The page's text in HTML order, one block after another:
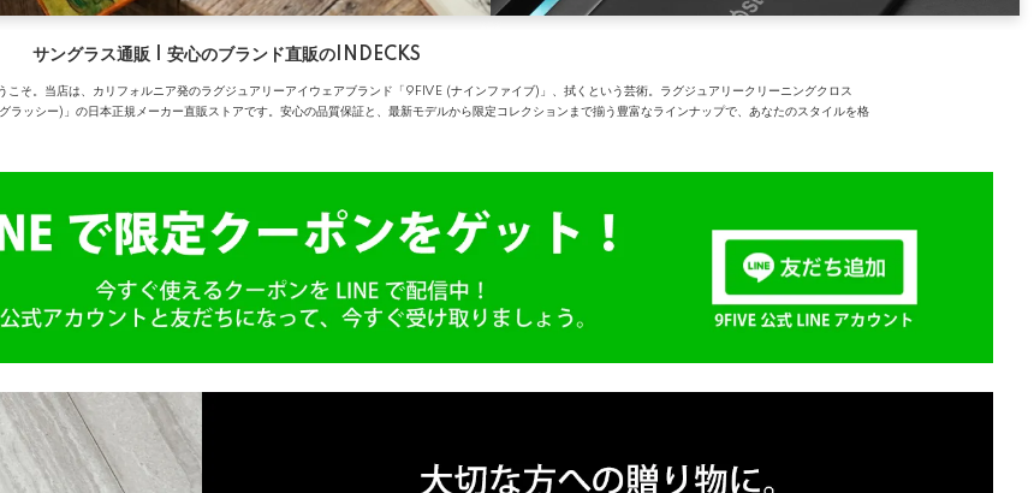
サングラス通販 | 安心のブランド直販のINDECKS
そ。当店は、カリフォルニア発のラグジュアリーアイウェアブランド「9FIVE (ナインファイブ)」、拭くという芸術。ラグジュアリークリーニングクロス
ッシー)」の日本正規メーカー直販ストアです。安心の品質保証と、最新モデルから限定コレクションまで揃う豊富なラインナップで、あなたのスタイルを格